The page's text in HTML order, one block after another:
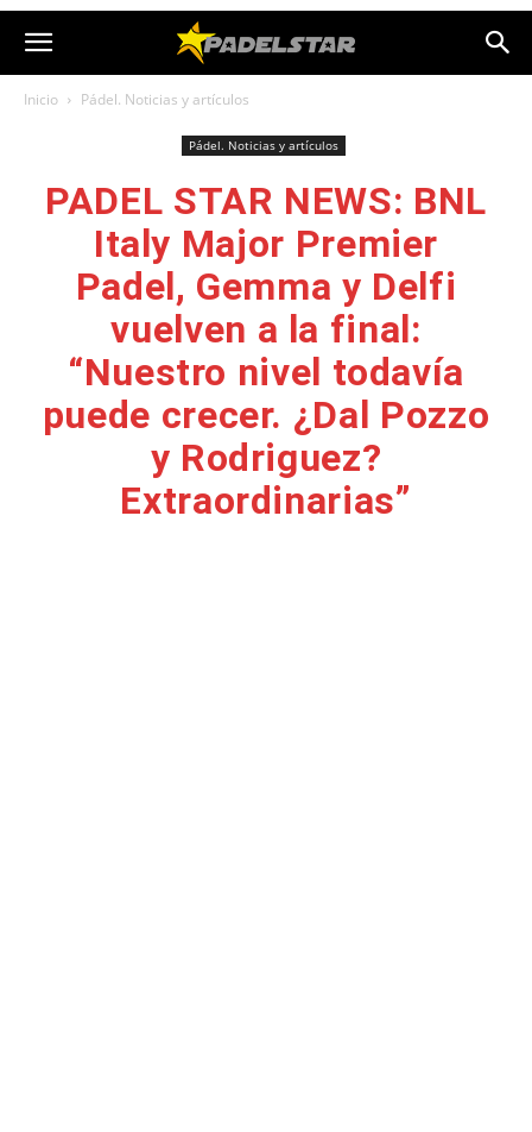
Inicio Pádel. Noticias y artículos
Pádel. Noticias y artículos
PADEL STAR NEWS: BNL
Italy Major Premier
Padel, Gemma y Delfi
vuelven a la final:
“Nuestro nivel todavía
puede crecer. ¿Dal Pozzo
y Rodriguez?
Extraordinarias”